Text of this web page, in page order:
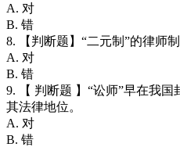
A. 对
B. 错
8. 【判断题】“二元制”的律师
A. 对
B. 错
9. 【 判断题 】“讼师”早在我
其法律地位。
A. 对
B. 错